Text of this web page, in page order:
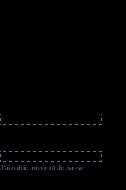
J’ai oublié mon mot de passe